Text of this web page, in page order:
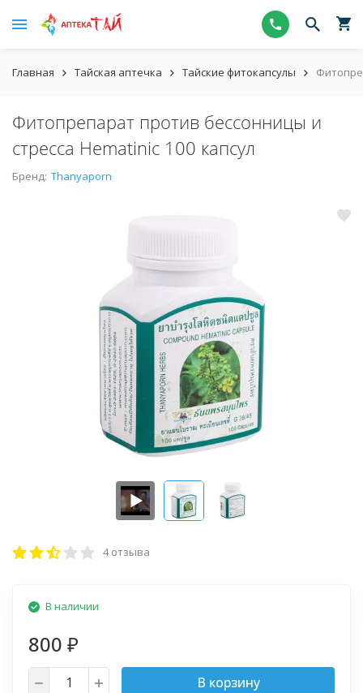
Главная Тайская аптечка Тайские фитокапсулы
Фитопрепарат против бессонницы и
стресса Hematinic 100 капсул
Бренд: Thanyaporn
4 отзыва
В наличии
800 ₽
В корзину